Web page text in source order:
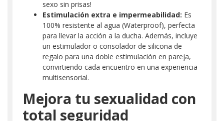
sexo sin prisas!
Estimulación extra e impermeabilidad: Es
100% resistente al agua (Waterproof), perfecta
para llevar la acción a la ducha. Además, incluye
un estimulador o consolador de silicona de
regalo para una doble estimulación en pareja,
convirtiendo cada encuentro en una experiencia
multisensorial.
Mejora tu sexualidad con
total seguridad